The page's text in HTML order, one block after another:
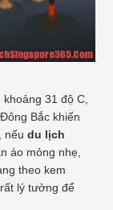
31 độ C,
Bắc khiến
nếudu lịch
áo mỏng nhẹ,
theo kem
lý tưởng để